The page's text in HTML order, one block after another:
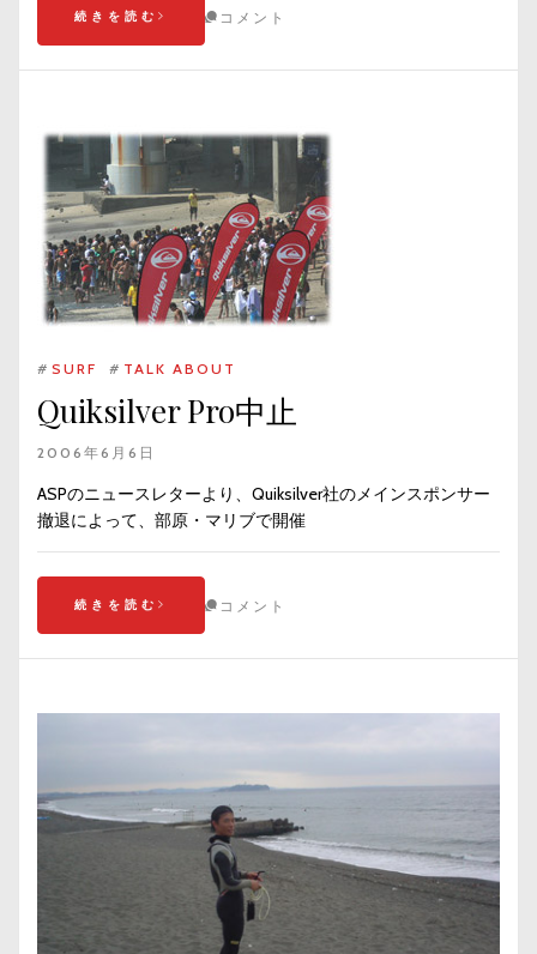
続きを読む コメント
# SURF # TALK ABOUT
Quiksilver Pro中止
2006年6月6日
ASPのニュースレターより、Quiksilver社のメインスポンサー
撤退によって、部原・マリブで開催
続きを読む コメント